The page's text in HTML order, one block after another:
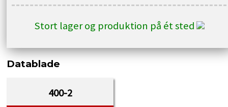
Stort lager og produktion på ét sted
Datablade
400-2